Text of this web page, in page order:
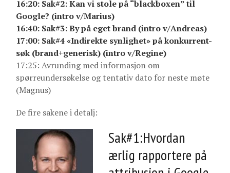
16:20: Sak#2: Kan vi stole på “blackboxen” til
Google? (intro v/Marius)
16:40: Sak#3: By på eget brand (intro v/Andreas)
17:00: Sak#4 «Indirekte synlighet» på konkurrent-
søk (brand+generisk) (intro v/Regine)
17:25: Avrunding med informasjon om
spørreundersøkelse og tentativ dato for neste møte
(Magnus)
De fire sakene i detalj:
Sak#1:Hvordan
ærlig rapportere på